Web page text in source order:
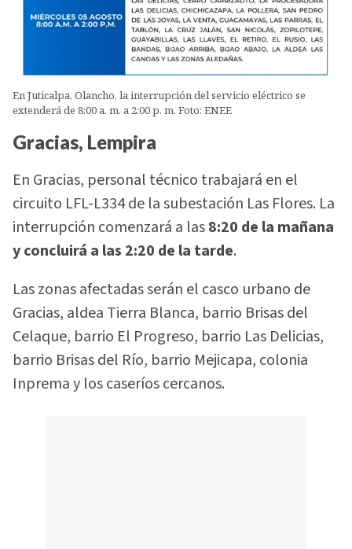
En Juticalpa, Olancho, la interrupción del servicio eléctrico se
extenderá de 8:00 a. m. a 2:00 p. m. Foto: ENEE
Gracias, Lempira
En Gracias, personal técnico trabajará en el
circuito LFL-L334 de la subestación Las Flores. La
interrupción comenzará a las8:20 de la mañana
y concluirá a las 2:20 de la tarde.
Las zonas afectadas serán el casco urbano de
Gracias, aldea Tierra Blanca, barrio Brisas del
Celaque, barrio El Progreso, barrio Las Delicias,
barrio Brisas del Río, barrio Mejicapa, colonia
Inprema y los caseríos cercanos.